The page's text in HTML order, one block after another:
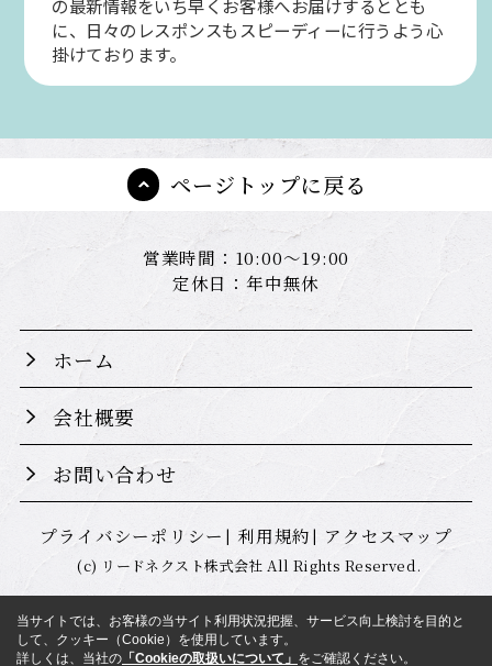
の最新情報をいち早くお客様へお届けするととも
に、日々のレスポンスもスピーディーに行うよう心
掛けております。
ページトップに戻る
営業時間：10:00～19:00
定休日：年中無休
ホーム
会社概要
お問い合わせ
プライバシーポリシー 利用規約 アクセスマップ
(c) リードネクスト株式会社 All Rights Reserved.
当サイトでは、お客様の当サイト利用状況把握、サービス向上検討を目的と
して、クッキー（Cookie）を使用しています。
詳しくは、当社の 「Cookieの取扱いについて」 をご確認ください。